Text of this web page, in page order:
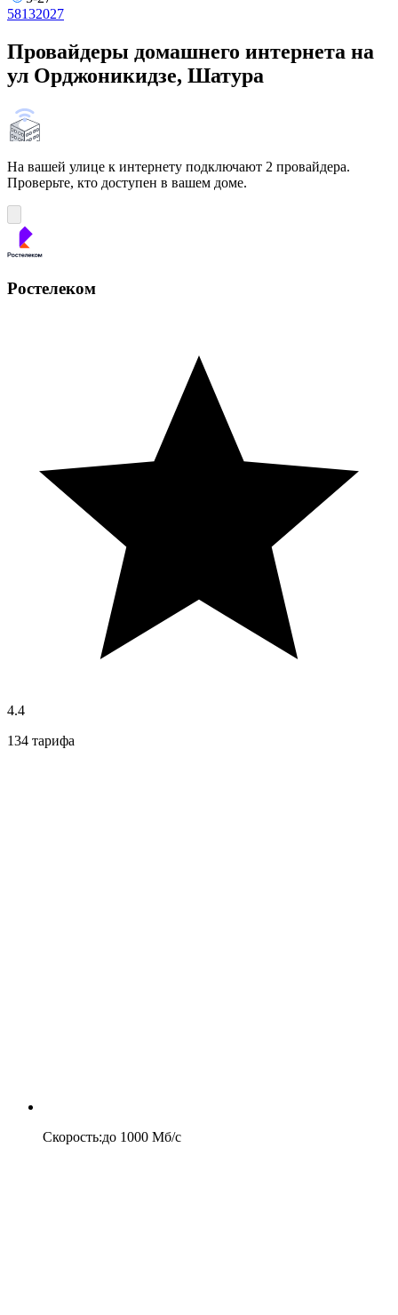
58132027
Провайдеры домашнего интернета на
ул Орджоникидзе, Шатура
На вашей улице к интернету подключают 2 провайдера.
Проверьте, кто доступен в вашем доме.
Ростелеком
4.4
134 тарифа
Скорость:до 1000 Мб/c